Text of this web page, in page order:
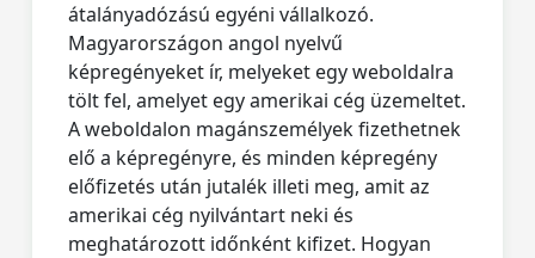
átalányadózású egyéni vállalkozó.
Magyarországon angol nyelvű
képregényeket ír, melyeket egy weboldalra
tölt fel, amelyet egy amerikai cég üzemeltet.
A weboldalon magánszemélyek fizethetnek
elő a képregényre, és minden képregény
előfizetés után jutalék illeti meg, amit az
amerikai cég nyilvántart neki és
meghatározott időnként kifizet. Hogyan